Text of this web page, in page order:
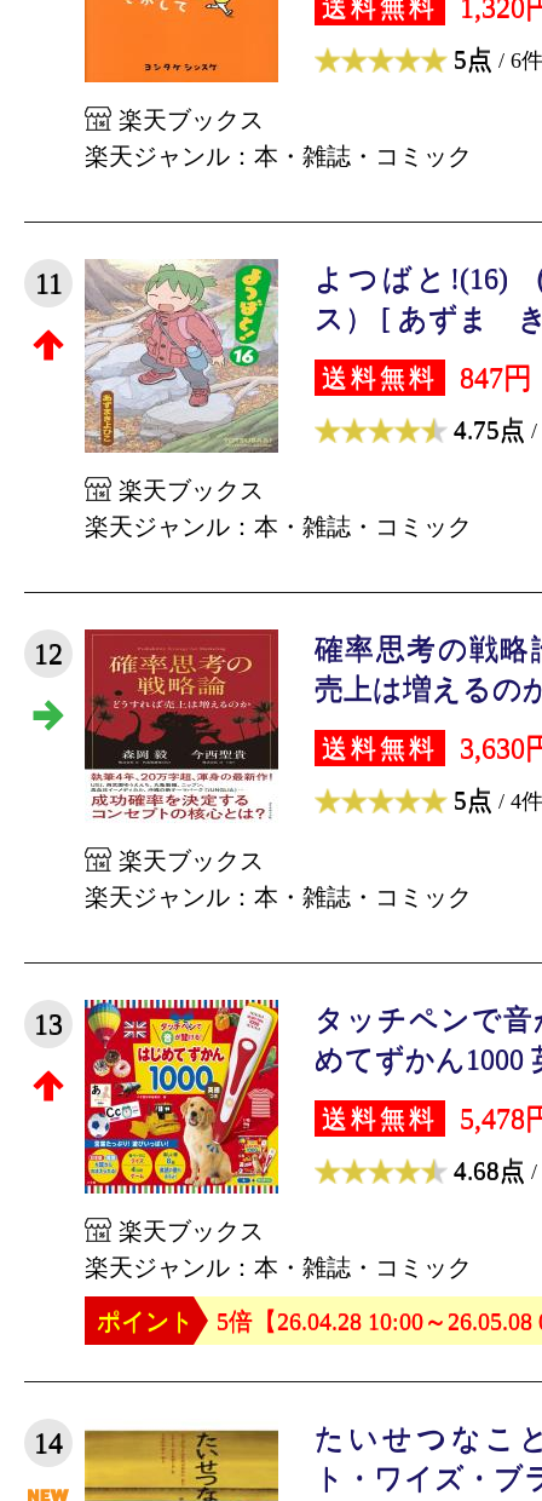
送料無料 1,320
5点 / 6件
楽天ブックス
楽天ジャンル：本・雑誌・コミック
11
よつばと!(16)
ス） [ あずま
送料無料 847円
4.75点 /
楽天ブックス
楽天ジャンル：本・雑誌・コミック
12
確率思考の戦
売上は増えるの
送料無料 3,630
5点 / 4件
楽天ブックス
楽天ジャンル：本・雑誌・コミック
13
タッチペンで
めてずかん1000
送料無料 5,478
4.68点 /
楽天ブックス
楽天ジャンル：本・雑誌・コミック
ポイント
5倍【26.04.28 10:00～26.05.08
14
たいせつなこ
ト・ワイズ・ブ